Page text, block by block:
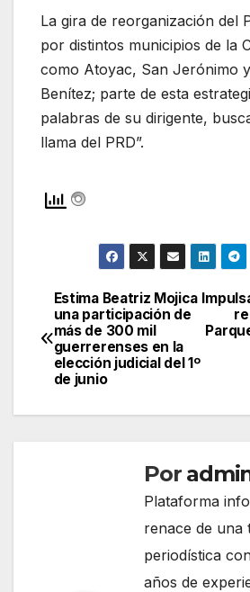
La gira de reorganización del
por distintos municipios de la
como Atoyac, San Jerónimo
Benítez; parte de esta
palabras de su dirigente,
llama del PRD”.
Navegación
de
entradas
Estima Beatriz Mojica
una participación de
más de 300 mil
guerrerenses en la
elección judicial del 1º
de junio
Por
Plataforma
renace de una
periodística
años de